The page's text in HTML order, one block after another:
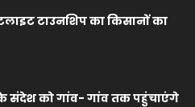
टाउनशिप का किसानों का
संदेश को गांव- गांव तक पहुंचाएंगे